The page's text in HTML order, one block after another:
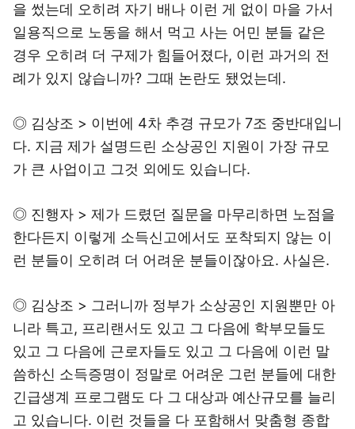
을 썼는데 오히려 자기 배나 이런 게 없이 마을 가서
일용직으로 노동을 해서 먹고 사는 어민 분들 같은
경우 오히려 더 구제가 힘들어졌다, 이런 과거의 전
례가 있지 않습니까? 그때 논란도 됐었는데.
◎ 김상조 > 이번에 4차 추경 규모가 7조 중반대입니
다. 지금 제가 설명드린 소상공인 지원이 가장 규모
가 큰 사업이고 그것 외에도 있습니다.
◎ 진행자 > 제가 드렸던 질문을 마무리하면 노점을
한다든지 이렇게 소득신고에서도 포착되지 않는 이
런 분들이 오히려 더 어려운 분들이잖아요. 사실은.
◎ 김상조 > 그러니까 정부가 소상공인 지원뿐만 아
니라 특고, 프리랜서도 있고 그 다음에 학부모들도
있고 그 다음에 근로자들도 있고 그 다음에 이런 말
씀하신 소득증명이 정말로 어려운 그런 분들에 대한
긴급생계 프로그램도 다 그 대상과 예산규모를 늘리
고 있습니다. 이런 것들을 다 포함해서 맞춤형 종합